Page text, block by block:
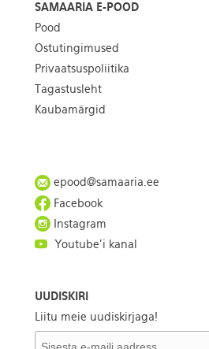
SAMAARIA E-POOD
Pood
Ostutingimused
Privaatsuspoliitika
Tagastusleht
Kaubamärgid
epood@samaaria.ee
Facebook
Instagram
Youtube'i kanal
UUDISKIRI
Liitu meie uudiskirjaga!